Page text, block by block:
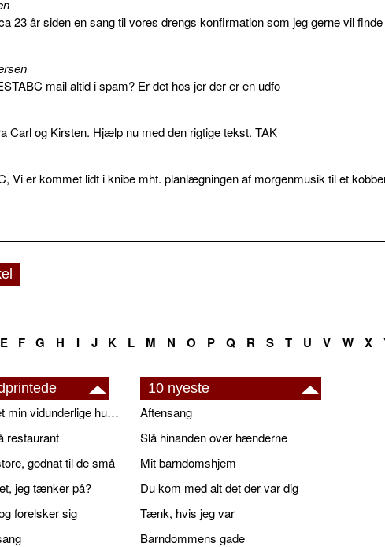
23 år siden en sang til vores drengs konfirmation som jeg gerne vil
mail altid i spam? Er det hos jer der er en udfo
Carl og Kirsten. Hjælp nu med den rigtige tekst. TAK
Vi er kommet lidt i knibe mht. planlægningen af morgenmusik til et
E F G H I J K L M N O P Q R S T U V W X
Hymne tilegnet min vidunderlige husbond
restaurant
godnat til de små
jeg tænker på?
forelsker sig
10 nyeste
Aftensang
Slå hinanden over hænderne
Mit barndomshjem
Du kom med alt det der var dig
Tænk, hvis jeg var
Barndommens gade